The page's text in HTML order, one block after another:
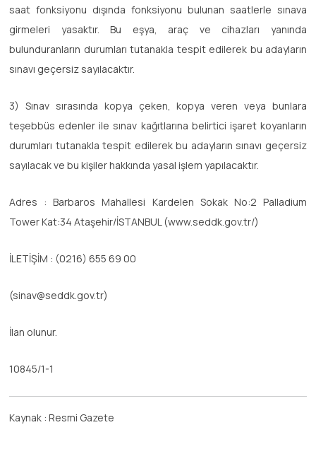
saat fonksiyonu dışında fonksiyonu bulunan saatlerle sınava
girmeleri yasaktır. Bu eşya, araç ve cihazları yanında
bulunduranların durumları tutanakla tespit edilerek bu adayların
sınavı geçersiz sayılacaktır.
3) Sınav sırasında kopya çeken, kopya veren veya bunlara
teşebbüs edenler ile sınav kağıtlarına belirtici işaret koyanların
durumları tutanakla tespit edilerek bu adayların sınavı geçersiz
sayılacak ve bu kişiler hakkında yasal işlem yapılacaktır.
Adres : Barbaros Mahallesi Kardelen Sokak No:2 Palladium
Tower Kat:34 Ataşehir/İSTANBUL (www.seddk.gov.tr/)
İLETİŞİM : (0216) 655 69 00
(sinav@seddk.gov.tr)
İlan olunur.
10845/1-1
Kaynak : Resmi Gazete